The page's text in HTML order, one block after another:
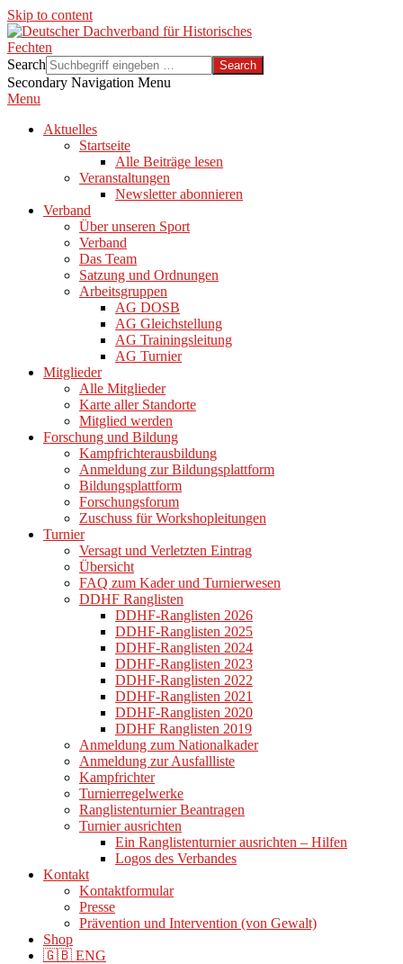
Skip to content
Search
Secondary Navigation Menu
Menu
Aktuelles
Startseite
Alle Beiträge lesen
Veranstaltungen
Newsletter abonnieren
Verband
Über unseren Sport
Verband
Das Team
Satzung und Ordnungen
Arbeitsgruppen
AG DOSB
AG Gleichstellung
AG Trainingsleitung
AG Turnier
Mitglieder
Alle Mitglieder
Karte aller Standorte
Mitglied werden
Forschung und Bildung
Kampfrichterausbildung
Anmeldung zur Bildungsplattform
Bildungsplattform
Forschungsforum
Zuschuss für Workshopleitungen
Turnier
Versagt und Verletzten Eintrag
Übersicht
FAQ zum Kader und Turnierwesen
DDHF Ranglisten
DDHF-Ranglisten 2026
DDHF-Ranglisten 2025
DDHF-Ranglisten 2024
DDHF-Ranglisten 2023
DDHF-Ranglisten 2022
DDHF-Ranglisten 2021
DDHF-Ranglisten 2020
DDHF Ranglisten 2019
Anmeldung zum Nationalkader
Anmeldung zur Ausfallliste
Kampfrichter
Turnierregelwerke
Ranglistenturnier Beantragen
Turnier ausrichten
Ein Ranglistenturnier ausrichten – Hilfen
Logos des Verbandes
Kontakt
Kontaktformular
Presse
Prävention und Intervention (von Gewalt)
Shop
🇬🇧 ENG